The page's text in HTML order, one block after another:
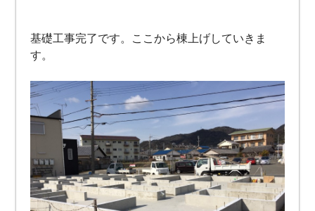
基礎工事完了です。ここから棟上げしていきま
す。